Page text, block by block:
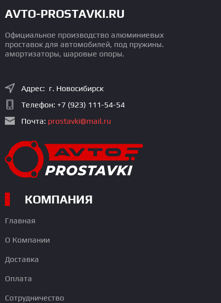
AVTO-PROSTAVKI.RU
Официальное производство алюминиевых
проставок для автомобилей, под пружины.
амортизаторы, шаровые опоры.
Адрес: г. Новосибирск
Телефон: +7 (923) 111-54-54
Почта: prostavki@mail.ru
КОМПАНИЯ
Главная
О Компании
Доставка
Оплата
Сотрудничество